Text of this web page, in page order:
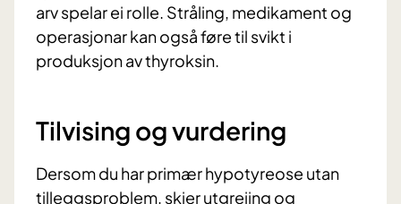
arv spelar ei rolle. Stråling, medikament og
operasjonar kan også føre til svikt i
produksjon av thyroksin.
Tilvising og vurdering
Dersom du har primær hypotyreose utan
tilleggsproblem, skjer utgreiing og